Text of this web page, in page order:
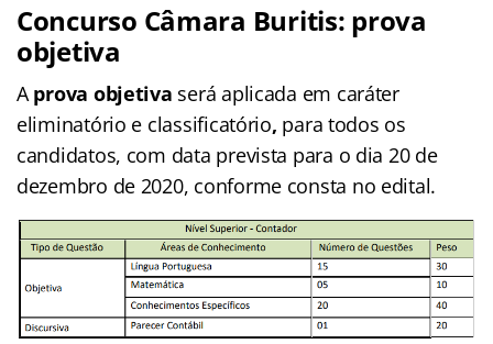
Concurso Câmara Buritis: prova
objetiva
Aprova objetiva será aplicada em caráter
eliminatório e classificatório, para todos os
candidatos, com data prevista para o dia 20 de
dezembro de 2020, conforme consta no edital.